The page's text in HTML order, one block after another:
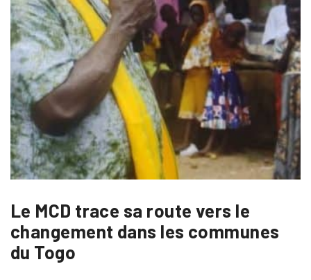
Le MCD trace sa route vers le
changement dans les communes
du Togo